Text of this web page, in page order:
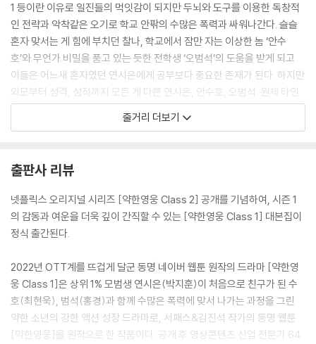
1 등이란 이유로 일진들의 먹잇감이 되지만 두뇌와 도구를 이용한 독창적
인 전략과 악착같은 오기로 학교 안팎의 수많은 폭력과 싸워나간다. 슬슬
혼자 맞서는 게 힘에 부치던 찰나, 학교에서 잠만 자는 이상한 놈 ‘안수
호’와 무언가 비밀을 품고 있는 듯한 전학생 ‘오범석’의 도움을 받게 되고
이들은 어느새 혼자였던 연시은에게 공부보다 중요한 존재가 된다. 하지만
외모부터 성격, 성적까지 모든 게 다른 연시은, 안수호, 오범석. 원체 타인
에게 무심한 ‘연시은’과 시원하고 솔직한 성격의 ‘안수호’ 그리고 이들을 바
라보는 ‘오범석’의 검은 질투와 열등감이 피어오르며 자신들도 모르는 사
시은 자신을 지킬 수 있을까.
줄거리 더보기
출판사 리뷰
넷플릭스 오리지널 시리즈 [약한영웅 Class 2] 공개를 기념하여, 시즌 1
의 감동과 여운을 더욱 깊이 간직할 수 있는 [약한영웅 Class 1] 대본집이
정식 출간된다.
2022년 OTT계를 뜨겁게 달군 동명 네이버 웹툰 원작의 드라마 [약한영
웅 Class 1]은 상위 1% 모범생 연시은(박지훈)이 처음으로 친구가 된 수
호(최현욱), 범석(홍경)과 함께 수많은 폭력에 맞서 나가는 과정을 그린
약한 소년의 강한 액션 성장 드라마로, 서패스&김진석 작가의 동명 웹툰
[약한영웅]을 원작으로 한 작품이다. 공개 후 영상콘텐츠 산업 전문가 64